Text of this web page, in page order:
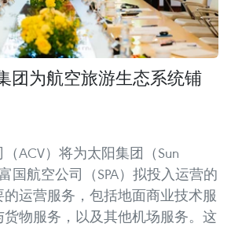
团为航空旅游生态系统铺
ACV）将为太阳集团（Sun
国航空公司（SPA）拟投入运营的
运营服务，包括地面商业技术服
物服务，以及其他机场服务。这